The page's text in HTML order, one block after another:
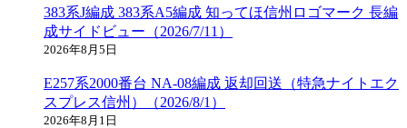
383系J編成 383系A5編成 知ってほ信州ロゴマーク 長編
成サイドビュー（2026/7/11）
2026年8月5日
E257系2000番台 NA-08編成 返却回送（特急ナイトエク
スプレス信州）（2026/8/1）
2026年8月1日